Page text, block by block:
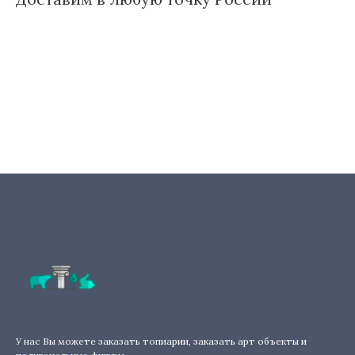
У нас Вы можете заказать топиарии, заказать арт объекты и